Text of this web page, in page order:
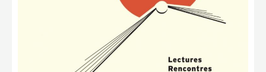
AUTEUR/PORTEUR DE
PROJET
NUMÉRIQUE